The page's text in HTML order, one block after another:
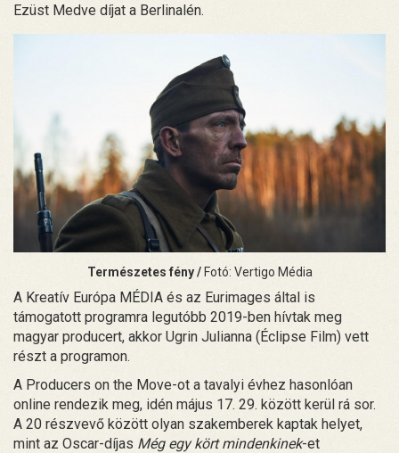
Ezüst Medve díjat a Berlinalén.
Természetes fény / Fotó: Vertigo Média
A Kreatív Európa MÉDIA és az Eurimages által is
támogatott programra legutóbb 2019-ben hívtak meg
magyar producert, akkor Ugrin Julianna (Éclipse Film) vett
részt a programon.
A Producers on the Move-ot a tavalyi évhez hasonlóan
online rendezik meg, idén május 17. 29. között kerül rá sor.
A 20 részvevő között olyan szakemberek kaptak helyet,
mint az Oscar-díjas Még egy kört mindenkinek-et